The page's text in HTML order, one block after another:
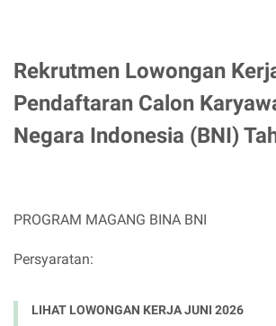
Rekrutmen Lowongan
Pendaftaran Calon
Negara Indonesia (BNI)
PROGRAM MAGANG BINA BNI
Persyaratan:
LIHAT LOWONGAN KERJA JUNI 2026